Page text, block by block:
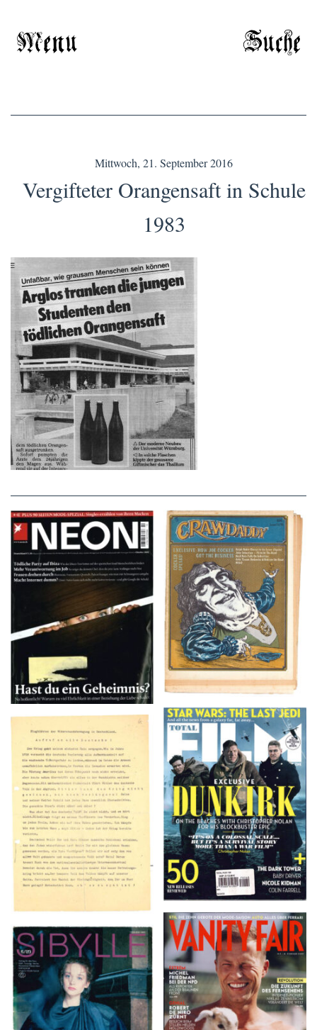
Menu Suche
Mittwoch, 21. September 2016
Vergifteter Orangensaft in Schule
1983
NEON – OKTOBER
2008
Crawdaddy – June/11/72
TOTAL FILM #260 –
SUMMER 2017
Flugblätter der Weissen
Rose – V, Januar 1943
VANITY FAIR – Nr. 7 –
8. Februar 2007
SIBYLLE 6/89